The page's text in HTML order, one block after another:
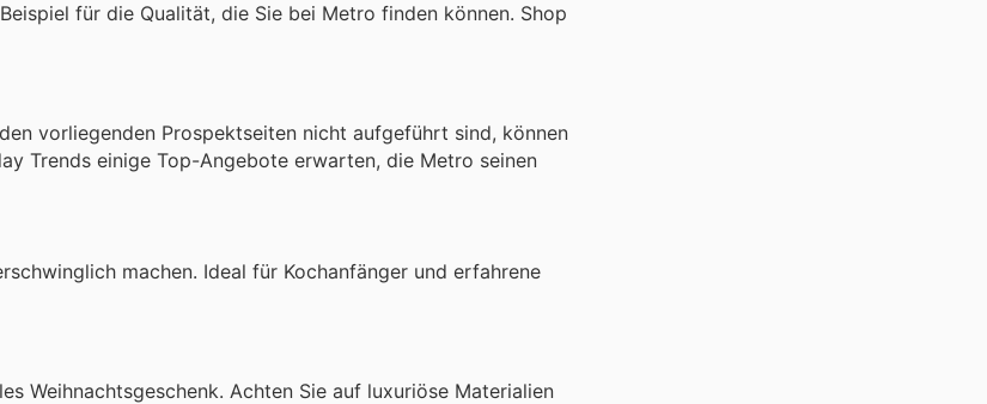
für die Qualität, die Sie bei Metro finden können. Shop
vorliegenden Prospektseiten nicht aufgeführt sind, können
Trends einige Top-Angebote erwarten, die Metro seinen
machen. Ideal für Kochanfänger und erfahrene
Weihnachtsgeschenk. Achten Sie auf luxuriöse Materialien